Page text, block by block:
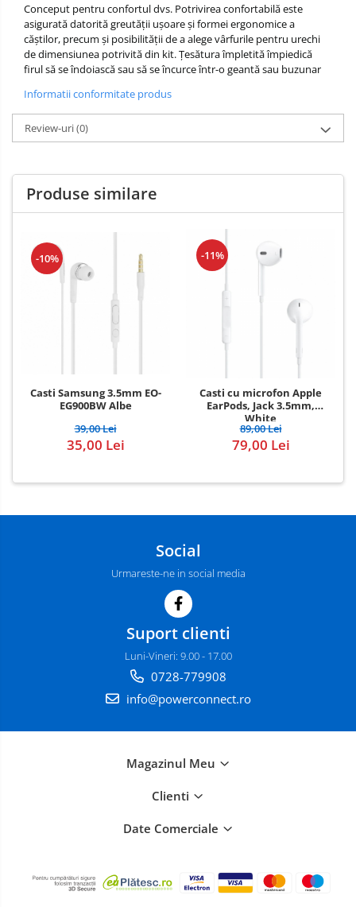
Conceput pentru confortul dvs. Potrivirea confortabilă este
asigurată datorită greutății ușoare și formei ergonomice a
căștilor, precum și posibilității de a alege vârfurile pentru urechi
de dimensiunea potrivită din kit. Țesătura împletită împiedică
firul să se îndoiască sau să se încurce într-o geantă sau buzunar
Informatii conformitate produs
Review-uri(0)
Produse similare
-10%
Casti Samsung 3.5mm EO-
EG900BW Albe
39,00 Lei
35,00 Lei
-11%
Casti cu microfon Apple
EarPods, Jack 3.5mm,
White
89,00 Lei
79,00 Lei
Social
Urmareste-ne in social media
Suport clienti
Luni-Vineri: 9.00 - 17.00
0728-779908
info@powerconnect.ro
Magazinul Meu
Clienti
Date Comerciale